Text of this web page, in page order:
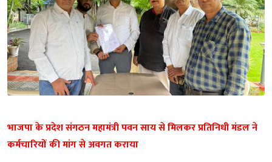
भाजपा के प्रदेश संगठन महामंत्री पवन साय से मिलकर प्रतिनिधी मंडल ने
कर्मचारियों की मांग से अवगत कराया